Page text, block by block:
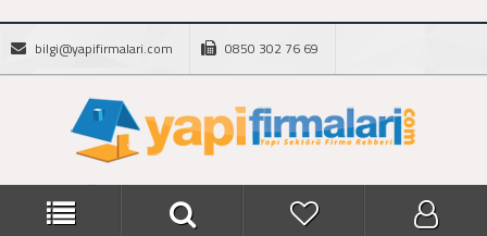
bilgi@yapifirmalari.com 0850 302 76 69